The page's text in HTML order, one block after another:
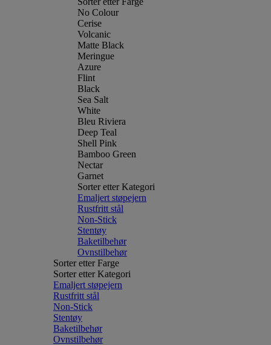
No Colour
Cerise
Volcanic
Matte Black
Meringue
Azure
Flint
Black
Sea Salt
White
Bleu Riviera
Deep Teal
Shell Pink
Bamboo Green
Nectar
Garnet
Sorter etter Kategori
Emaljert støpejern
Rustfritt stål
Non-Stick
Stentøy
Baketilbehør
Ovnstilbehør
Sorter etter Farge
Sorter etter Kategori
Emaljert støpejern
Rustfritt stål
Non-Stick
Stentøy
Baketilbehør
Ovnstilbehør